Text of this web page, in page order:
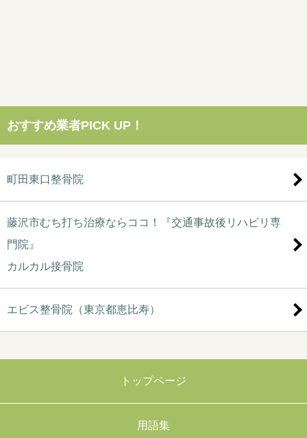
おすすめ業者PICK UP！
町田東口整骨院
藤沢市むち打ち治療ならココ！『交通事故後リハビリ専
門院』
カルカル接骨院
エビス整骨院（東京都恵比寿）
トップページ
用語集